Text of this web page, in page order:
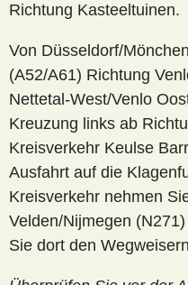
Richtung Kasteeltuinen.
Von Düsseldorf/
(A52/A61) Richtung
Nettetal-West/Venlo
Kreuzung links ab
Kreisverkehr Keulse
Ausfahrt auf die
Kreisverkehr nehmen
Velden/Nijmegen
Sie dort den